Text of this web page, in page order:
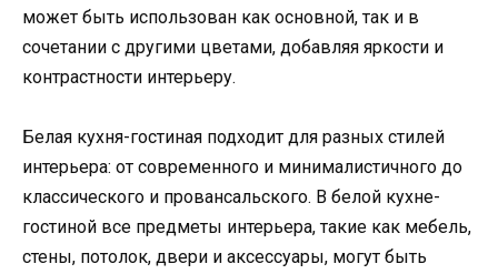
может быть использован как основной, так и в
сочетании с другими цветами, добавляя яркости и
контрастности интерьеру.
Белая кухня-гостиная подходит для разных стилей
интерьера: от современного и минималистичного до
классического и провансальского. В белой кухне-
гостиной все предметы интерьера, такие как мебель,
стены, потолок, двери и аксессуары, могут быть